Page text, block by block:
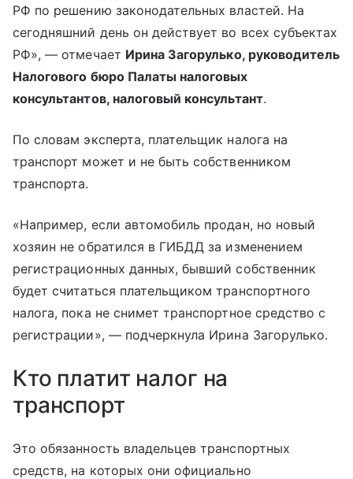
РФ по решению законодательных властей. На
сегодняшний день он действует во всех субъектах
РФ», — отмечает Ирина Загорулько, руководитель
Налогового бюро Палаты налоговых
консультантов, налоговый консультант.
По словам эксперта, плательщик налога на
транспорт может и не быть собственником
транспорта.
«Например, если автомобиль продан, но новый
хозяин не обратился в ГИБДД за изменением
регистрационных данных, бывший собственник
будет считаться плательщиком транспортного
налога, пока не снимет транспортное средство с
регистрации», — подчеркнула Ирина Загорулько.
Кто платит налог на
транспорт
Это обязанность владельцев транспортных
средств, на которых они официально